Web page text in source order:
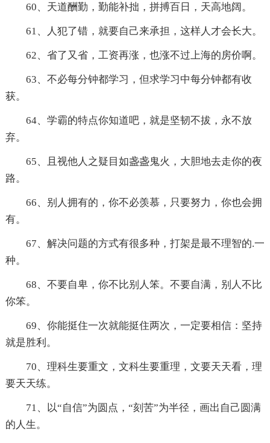
60、天道酬勤，勤能补拙，拼搏百日，天高地阔。
61、人犯了错，就要自己来承担，这样人才会长大。
62、省了又省，工资再涨，也涨不过上海的房价啊。
63、不必每分钟都学习，但求学习中每分钟都有收
获。
64、学霸的特点你知道吧，就是坚韧不拔，永不放
弃。
65、且视他人之疑目如盏盏鬼火，大胆地去走你的夜
路。
66、别人拥有的，你不必羡慕，只要努力，你也会拥
有。
67、解决问题的方式有很多种，打架是最不理智的.一
种。
68、不要自卑，你不比别人笨。不要自满，别人不比
你笨。
69、你能挺住一次就能挺住两次，一定要相信：坚持
就是胜利。
70、理科生要重文，文科生要重理，文要天天看，理
要天天练。
71、以“自信”为圆点，“刻苦”为半径，画出自己圆满
的人生。